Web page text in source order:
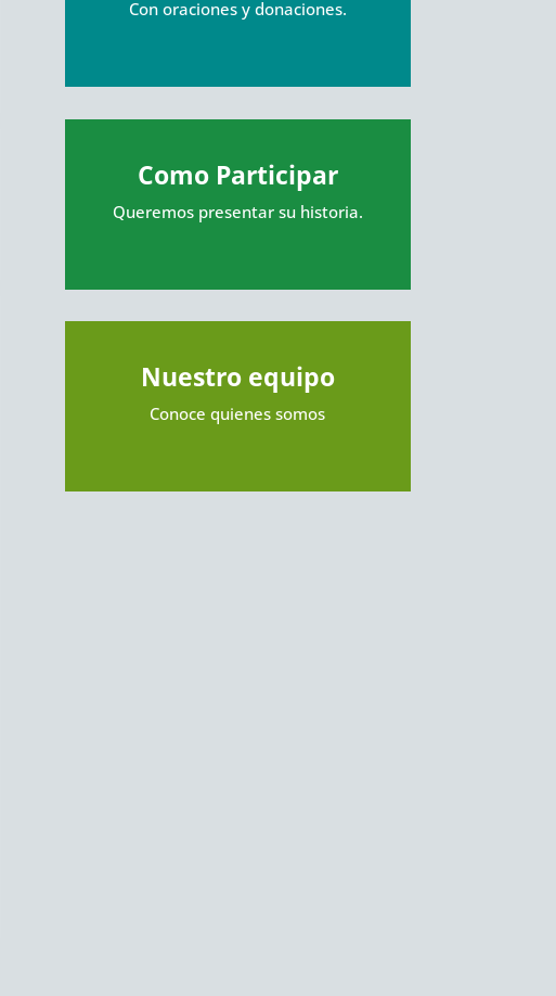
Con oraciones y donaciones.
Como Participar
Queremos presentar su historia.
Nuestro equipo
Conoce quienes somos